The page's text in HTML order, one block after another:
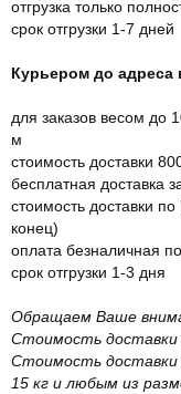
отгрузка только
срок отгрузки 1-7 дней
Курьером до адреса
для заказов весом до
м
стоимость доставки
бесплатная доставка
стоимость доставки
конец)
оплата безналичная
срок отгрузки 1-3 дня
Обращаем Ваше
Стоимость доставки
Стоимость доставки
15 кг и любым из